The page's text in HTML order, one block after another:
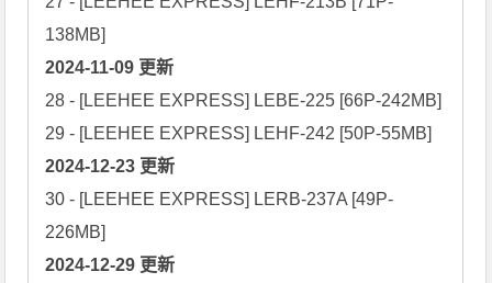
2024-11-09 更新
28 - [LEEHEE EXPRESS] LEBE-225 [66P-242MB]
2024-12-23 更新
30 - [LEEHEE EXPRESS] LERB-237A [49P-
2024-12-29 更新